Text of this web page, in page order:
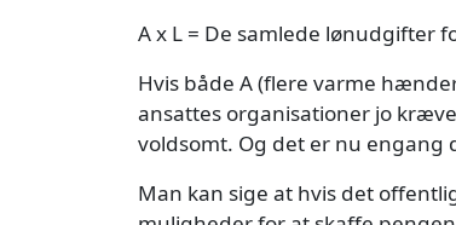
A x L = De samlede lønudgifter
Hvis både A (flere varme
ansattes organisationer jo
voldsomt. Og det er nu engang
Man kan sige at hvis det